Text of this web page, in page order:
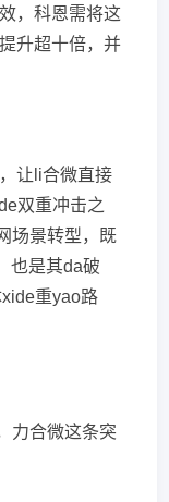
，科恩需将这
升超十倍，并
让li合微直接
双重冲击之
场景转型，既
也是其da破
重yao路
力合微这条突